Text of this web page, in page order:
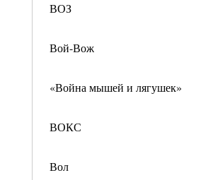
ВОЗ
Вой-Вож
«Война мышей и лягушек»
ВОКС
Вол